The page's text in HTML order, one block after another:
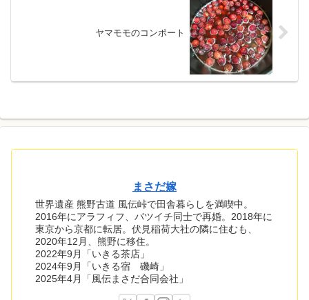
ヤマモモのコンポート
まさだ嫁
世界遺産 熊野古道 風伝峠で田舎暮らしを満喫中。
2016年にアラフィフ、バツイチ同士で再婚。2018年に
東京から京都に転居。伏見稲荷大社の隣に住むも、
2020年12月、熊野に移住。
2022年9月「いきる茶店」
2024年9月「いきる宿 磯崎」
2025年4月「風伝まさだ合同会社」